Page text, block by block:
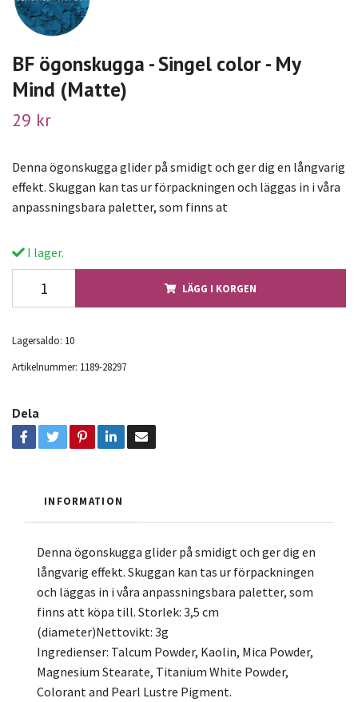
BF ögonskugga - Singel color - My
Mind (Matte)
29 kr
Denna ögonskugga glider på smidigt och ger dig en långvarig
effekt. Skuggan kan tas ur förpackningen och läggas in i våra
anpassningsbara paletter, som finns at
I lager.
LÄGG I KORGEN
Lagersaldo: 10
Artikelnummer: 1189-28297
Dela
INFORMATION
Denna ögonskugga glider på smidigt och ger dig en
långvarig effekt. Skuggan kan tas ur förpackningen
och läggas in i våra anpassningsbara paletter, som
finns att köpa till. Storlek: 3,5 cm
(diameter)Nettovikt: 3g
Ingredienser: Talcum Powder, Kaolin, Mica Powder,
Magnesium Stearate, Titanium White Powder,
Colorant and Pearl Lustre Pigment.